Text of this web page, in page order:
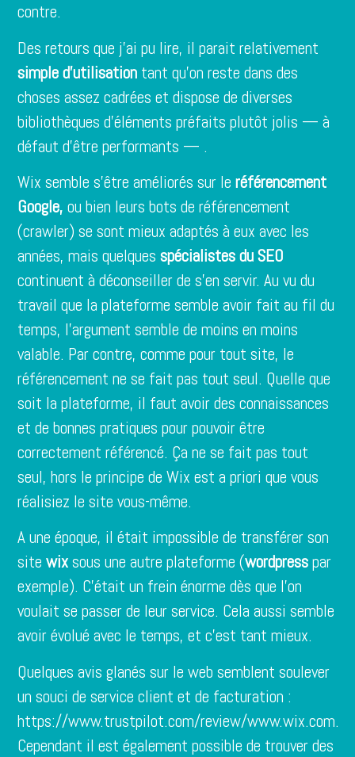
contre.
Des retours que j’ai pu lire, il parait relativement
simple d’utilisation tant qu’on reste dans des
choses assez cadrées et dispose de diverses
bibliothèques d’éléments préfaits plutôt jolis — à
défaut d’être performants — .
Wix semble s’être améliorés sur leréférencement
Google, ou bien leurs bots de référencement
(crawler) se sont mieux adaptés à eux avec les
années, mais quelquesspécialistes du SEO
continuent à déconseiller de s’en servir. Au vu du
travail que la plateforme semble avoir fait au fil du
temps, l’argument semble de moins en moins
valable. Par contre, comme pour tout site, le
référencement ne se fait pas tout seul. Quelle que
soit la plateforme, il faut avoir des connaissances
et de bonnes pratiques pour pouvoir être
correctement référencé. Ça ne se fait pas tout
seul, hors le principe de Wix est a priori que vous
réalisiez le site vous-même.
A une époque, il était impossible de transférer son
sitewixsous une autre plateforme (wordpresspar
exemple). C’était un frein énorme dès que l’on
voulait se passer de leur service. Cela aussi semble
avoir évolué avec le temps, et c’est tant mieux.
Quelques avis glanés sur le web semblent soulever
un souci de service client et de facturation :
https://www.trustpilot.com/review/www.wix.com.
Cependant il est également possible de trouver des